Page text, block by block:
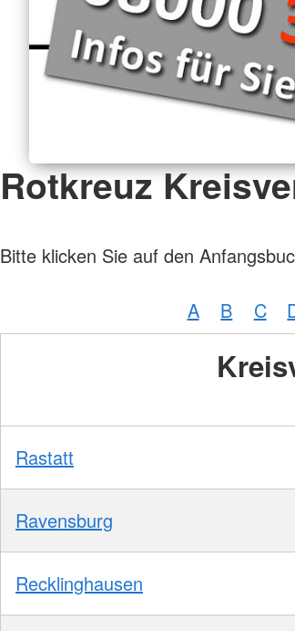
Rotkreuz
Bitte klicken Sie auf den
A B C
Rastatt
Ravensburg
Recklinghausen